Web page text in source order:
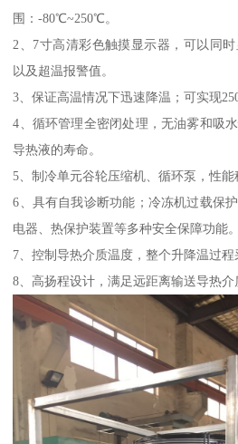
围：-80℃~250℃。
2、7寸高清彩色触摸显示器，可以同
以及超温报警值。
3、保证高温情况下迅速降温；可实现
4、循环管理全密闭处理，无油雾和吸
导热液的寿命。
5、制冷单元谷轮压缩机、循环泵，性能
6、具有自我诊断功能；冷冻机过载保
电器、热保护装置等多种安全保障功能。
7、控制导热介质温度，整个升降温过程
8、高扬程设计，满足远距离输送导热介